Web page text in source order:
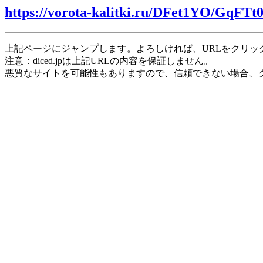
https://vorota-kalitki.ru/DFet1YO/
上記ページにジャンプします。よろしければ、URLをクリ
注意：diced.jpは上記URLの内容を保証しません。
悪質なサイトを可能性もありますので、信頼できない場合、